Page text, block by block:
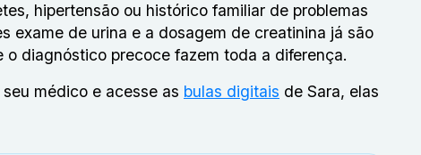
hipertensão ou histórico familiar de problemas
exame de urina e a dosagem de creatinina já são
diagnóstico precoce fazem toda a diferença.
médico e acesse as bulas digitais de Sara, elas